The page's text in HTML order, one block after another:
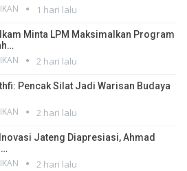
1 hari lalu
Minta LPM Maksimalkan Program
2 hari lalu
Pencak Silat Jadi Warisan Budaya
2 hari lalu
Jateng Diapresiasi, Ahmad
2 hari lalu